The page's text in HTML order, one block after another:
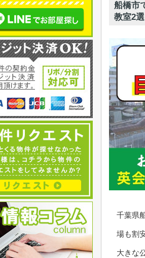
船橋市
教室2選
千葉県
場も割
大きな